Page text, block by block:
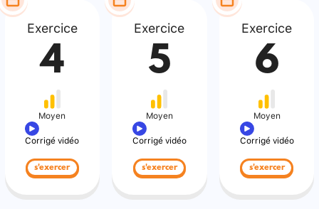
Exercice
4
Moyen
Corrigé vidéo
s'exercer
Exercice
5
Moyen
Corrigé vidéo
s'exercer
Exercice
6
Moyen
Corrigé vidéo
s'exercer